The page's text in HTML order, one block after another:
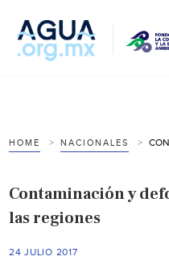
HOME NACIONALES
Contaminación y
las regiones
24 JULIO 2017